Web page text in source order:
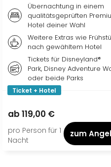
Übernachtung in einem
qualitätsgeprüften
Hotel deiner Wahl
Weitere Extras wie
nach gewähltem Hotel
Tickets für Disneyland®
Park, Disney Adventure
oder beide Parks
Ticket + Hotel
ab 119,00 €
pro Person für 1
Nacht
zum